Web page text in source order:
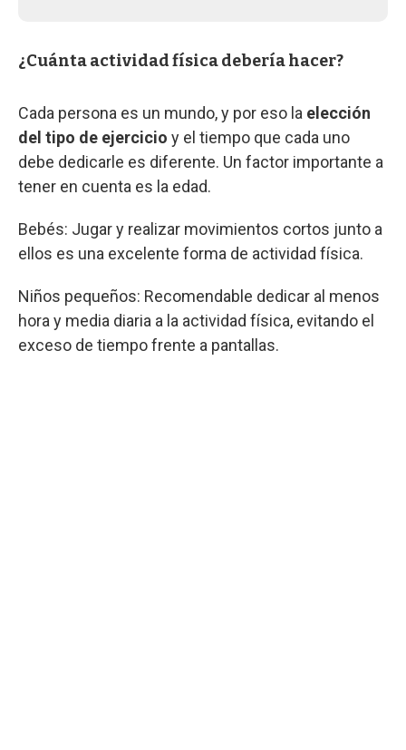
¿Cuánta actividad física debería hacer?
Cada persona es un mundo, y por eso la elección
del tipo de ejercicio y el tiempo que cada uno
debe dedicarle es diferente. Un factor importante a
tener en cuenta es la edad.
Bebés: Jugar y realizar movimientos cortos junto a
ellos es una excelente forma de actividad física.
Niños pequeños: Recomendable dedicar al menos
hora y media diaria a la actividad física, evitando el
exceso de tiempo frente a pantallas.